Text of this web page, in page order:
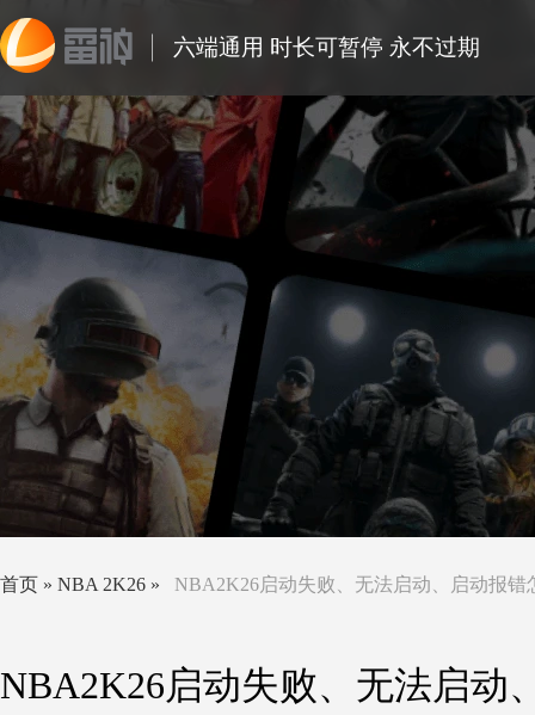
六端通用 时长可暂停 永不过期
首页 » NBA 2K26 » NBA2K26启动失败、无法启动、启动报
NBA2K26启动失败、无法启动